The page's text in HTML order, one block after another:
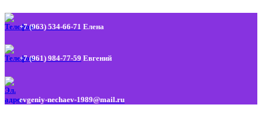
+7 (963) 534-66-71 Елена
+7 (961) 984-77-59 Евгений
evgeniy-nechaev-1989@mail.ru